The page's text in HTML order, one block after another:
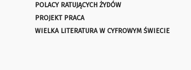
POLACY RATUJĄCYCH ŻYDÓW
PROJEKT PRACA
WIELKA LITERATURA W CYFROWYM ŚWIECIE